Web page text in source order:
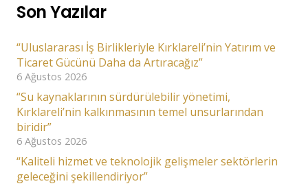
Son Yazılar
“Uluslararası İş Birlikleriyle Kırklareli’nin Yatırım ve
Ticaret Gücünü Daha da Artıracağız”
6 Ağustos 2026
“Su kaynaklarının sürdürülebilir yönetimi,
Kırklareli’nin kalkınmasının temel unsurlarından
biridir”
6 Ağustos 2026
“Kaliteli hizmet ve teknolojik gelişmeler sektörlerin
geleceğini şekillendiriyor”